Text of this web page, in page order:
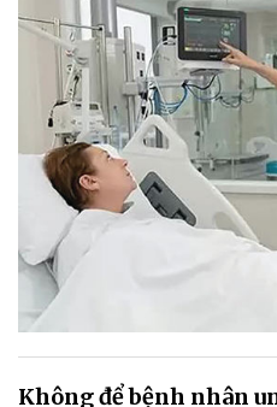
Không để bệnh nhân